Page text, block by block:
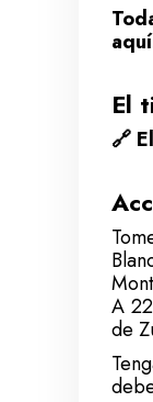
El
🔗
A
de